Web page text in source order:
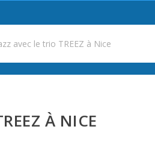
avec le trio TREEZ à Nice
À NICE